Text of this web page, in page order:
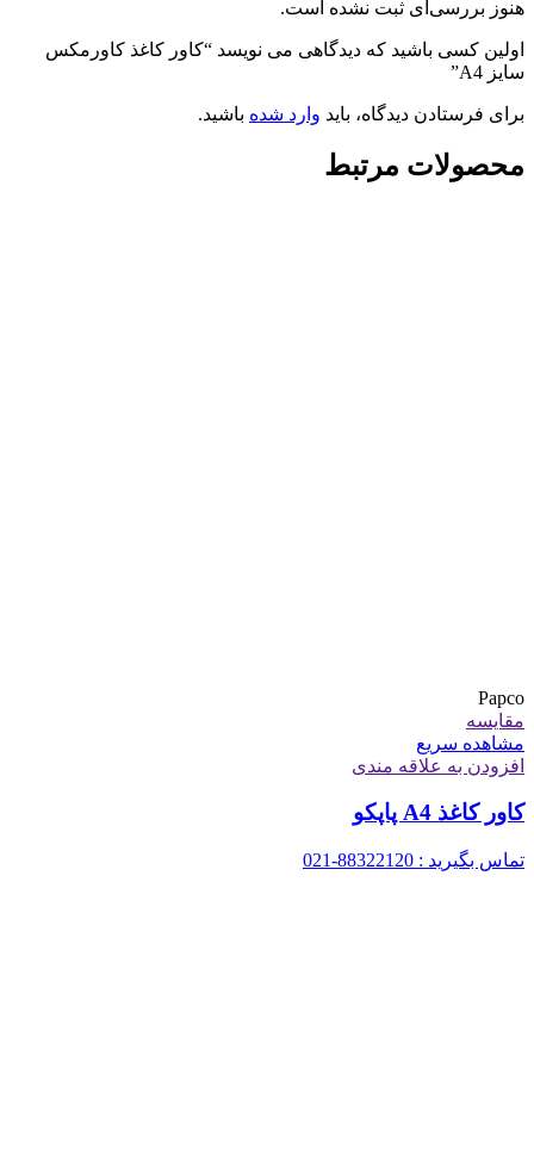
هنوز بررسی‌ای ثبت نشده است.
اولین کسی باشید که دیدگاهی می نویسد “کاور کاغذ کاورمکس
سایز A4”
برای فرستادن دیدگاه، باید وارد شده باشید.
محصولات مرتبط
Papco
مقایسه
مشاهده سریع
افزودن به علاقه مندی
کاور کاغذ A4 پاپکو
تماس بگیرید : 88322120-021